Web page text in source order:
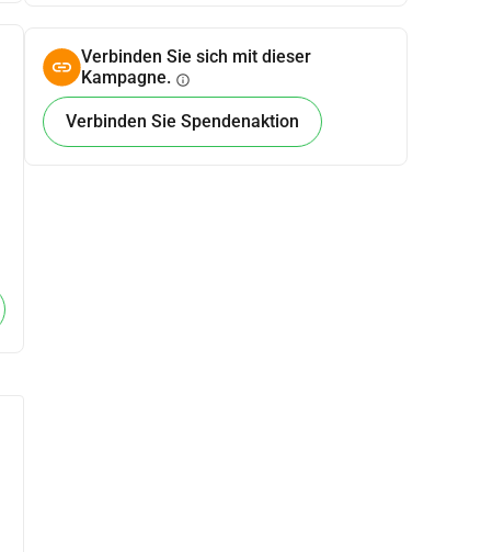
Verbinden Sie sich mit dieser
Kampagne. info
Verbinden Sie Spendenaktion